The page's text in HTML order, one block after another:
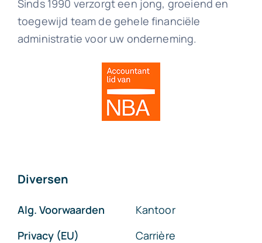
Sinds 1990 verzorgt een jong, groeiend en
toegewijd team de gehele financiële
administratie voor uw onderneming.
Diversen
Alg. Voorwaarden
Privacy (EU)
Kantoor
Carrière